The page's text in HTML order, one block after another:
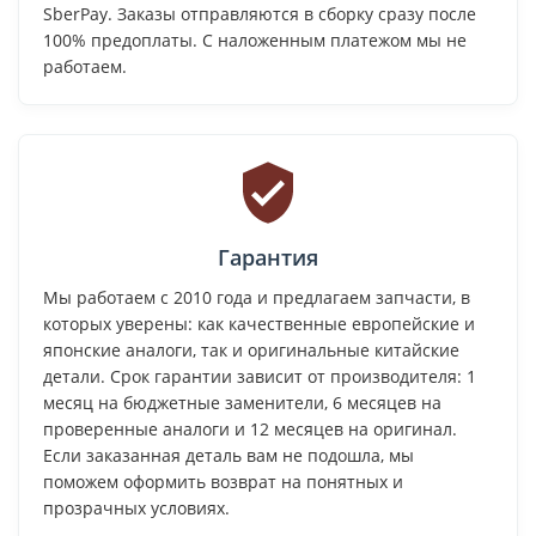
SberPay. Заказы отправляются в сборку сразу после
100% предоплаты. С наложенным платежом мы не
работаем.
Гарантия
Мы работаем с 2010 года и предлагаем запчасти, в
которых уверены: как качественные европейские и
японские аналоги, так и оригинальные китайские
детали. Срок гарантии зависит от производителя: 1
месяц на бюджетные заменители, 6 месяцев на
проверенные аналоги и 12 месяцев на оригинал.
Если заказанная деталь вам не подошла, мы
поможем оформить возврат на понятных и
прозрачных условиях.